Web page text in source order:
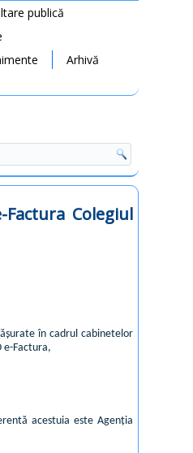
publică
Arhivă
Colegiul
în cadrul cabinetelor
e-Factura,
acestuia este Agenția